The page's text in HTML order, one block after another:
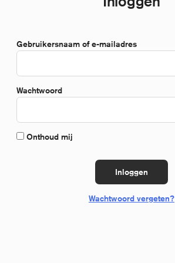
Gebruikersnaam of e-mailadres*Verplicht
Wachtwoord*Verplicht
Onthoud mij
Inloggen
Wachtwoord vergeten?